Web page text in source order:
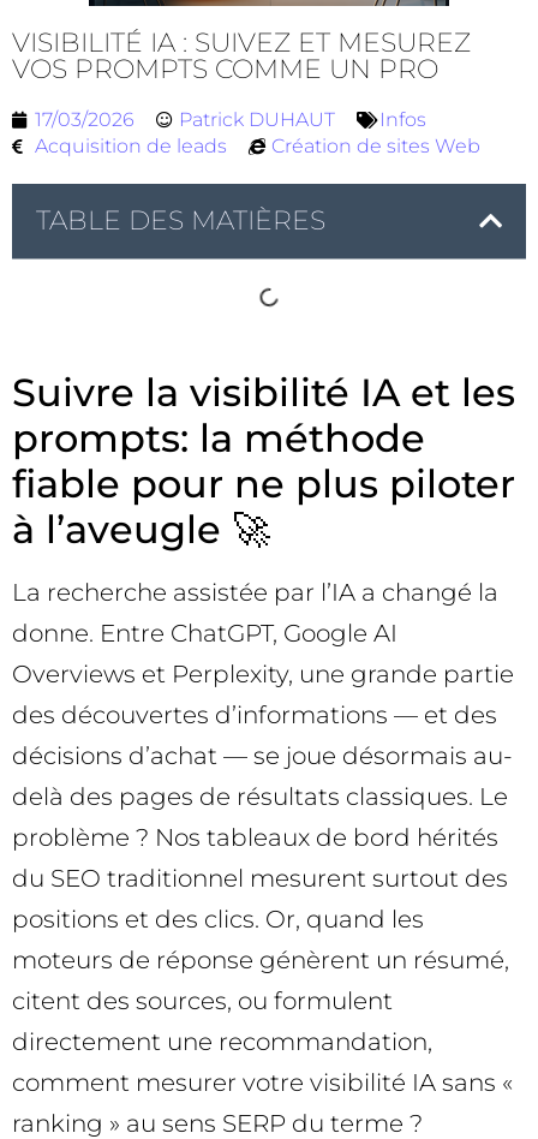
VISIBILITÉ IA : SUIVEZ ET MESUREZ
VOS PROMPTS COMME UN PRO
17/03/2026 Patrick DUHAUT
Infos
Acquisition de leads
Création de sites Web
TABLE DES MATIÈRES
Suivre la visibilité IA et les
prompts: la méthode
fiable pour ne plus piloter
à l’aveugle 🚀
La recherche assistée par l’IA a changé la
donne. Entre ChatGPT, Google AI
Overviews et Perplexity, une grande partie
des découvertes d’informations — et des
décisions d’achat — se joue désormais au-
delà des pages de résultats classiques. Le
problème ? Nos tableaux de bord hérités
du SEO traditionnel mesurent surtout des
positions et des clics. Or, quand les
moteurs de réponse génèrent un résumé,
citent des sources, ou formulent
directement une recommandation,
comment mesurer votre visibilité IA sans «
ranking » au sens SERP du terme ?